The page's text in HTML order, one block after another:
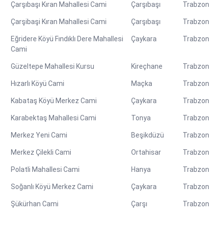
Çarşıbaşı Kıran Mahallesi Cami Çarşıbaşı Trabzon
Çarşibaşi Kıran Mahallesi Cami Çarşıbaşı Trabzon
Eğridere Köyü Fındıklı Dere Mahallesi
Cami
Çaykara Trabzon
Güzeltepe Mahallesi Kursu Kireçhane Trabzon
Hızarlı Köyü Cami Maçka Trabzon
Kabataş Köyü Merkez Cami Çaykara Trabzon
Karabektaş Mahallesi Cami Tonya Trabzon
Merkez Yeni Cami Beşikdüzü Trabzon
Merkez Çilekli Cami Ortahisar Trabzon
Polatli Mahallesi Cami Hanya Trabzon
Soğanlı Köyü Merkez Cami Çaykara Trabzon
Şükürhan Cami Çarşı Trabzon